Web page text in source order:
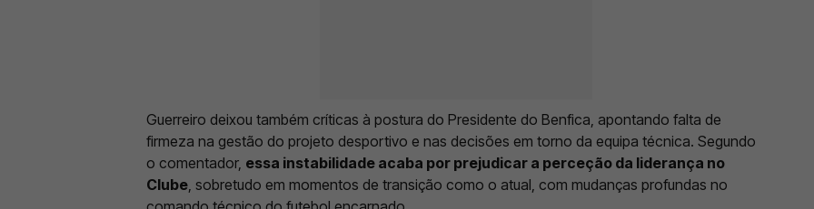
Guerreiro deixou também críticas à postura do Presidente do Benfica, apontando falta de
firmeza na gestão do projeto desportivo e nas decisões em torno da equipa técnica. Segundo
o comentador, essa instabilidade acaba por prejudicar a perceção da liderança no
Clube , sobretudo em momentos de transição como o atual, com mudanças profundas no